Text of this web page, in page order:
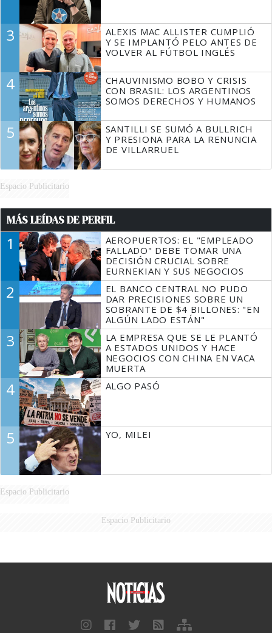
3
ALEXIS MAC ALLISTER CUMPLIÓ
Y SE IMPLANTÓ PELO ANTES DE
VOLVER AL FÚTBOL INGLÉS
4
CHAUVINISMO BOBO Y CRISIS
CON BRASIL: LOS ARGENTINOS
SOMOS DERECHOS Y HUMANOS
5
SANTILLI SE SUMÓ A BULLRICH
Y PRESIONA PARA LA RENUNCIA
DE VILLARRUEL
Espacio Publicitario
MÁS LEÍDAS DE PERFIL
1
AEROPUERTOS: EL "EMPLEADO
FALLADO" DEBE TOMAR UNA
DECISIÓN CRUCIAL SOBRE
EURNEKIAN Y SUS NEGOCIOS
2
EL BANCO CENTRAL NO PUDO
DAR PRECISIONES SOBRE UN
SOBRANTE DE $4 BILLONES: "EN
ALGÚN LADO ESTÁN"
3
LA EMPRESA QUE SE LE PLANTÓ
A ESTADOS UNIDOS Y HACE
NEGOCIOS CON CHINA EN VACA
MUERTA
4 ALGO PASÓ
5 YO, MILEI
Espacio Publicitario
Espacio Publicitario